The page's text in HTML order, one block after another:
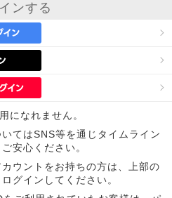
ンする
になれません。
てはSNS等を通じタイムライン
安心ください。
ウントをお持ちの方は、上部の
グインしてください。